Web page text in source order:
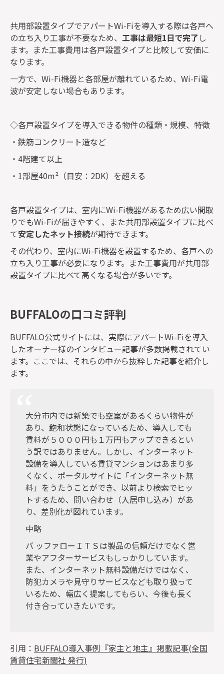
共用部設置タイプでアパートWi-Fiを導入する際は各戸へ
の立ち入り工事が不要なため、 工事は最短1日で完了 し
ます。また工事費用は各戸設置タイプと比較して安価に
なります。
一方で、Wi-Fi機器と各部屋が離れているため、Wi-Fi電
波が安定しない場合もあります。
◇各戸設置タイプを導入できる物件の種類・規模、特徴
・鉄筋コンクリート造など
・4階建て以上
・1部屋40m²（目安：2DK）を超える
各戸設置タイプは、室内にWi-Fi機器があるため広い間取
りでもWi-Fiが届きやすく、また共用部設置タイプに比べ
て安定したネット接続が期待できます。
その代わり、室内にWi-Fi機器を設置するため、各戸への
立ち入り工事が必要になります。また工事費用が共用部
設置タイプに比べて高くなる場合が多いです。
BUFFALOの口コミ評判
BUFFALO公式サイトには、実際にアパートWi-Fiを導入
したオーナー様のインタビュー記事が多数掲載されてい
ます。ここでは、それらの中から抜粋した記事を紹介し
ます。
大分市内では新築でも空室があるくらい物件が
あり、飽和状態になっているため、導入しても
賃料が５０００円も１万円もアップできるとい
う訳ではありません。しかし、インターネット
設備を導入している賃貸マンションはあまり多
くなく、ポータルサイトに「インターネット無
料」をうたうことができ、以前より検索でヒッ
トするため、問い合わせ（入居申し込み）があ
り、差別化が図れています。
中略
バ ッファローＩＴＳは製品の信頼だけでなく営
業やアフターサービスもしっかりしています。
また、インターネット無料設備だけではなく、
防犯カメラや見守りサービスなども取り扱って
いるため、幅広く提案してもらい、今後も長く
付き合っていきたいです。
引用： BUFFALO導入事例『家主と地主』掲載記事(全国
賃貸住宅新聞社 発行)